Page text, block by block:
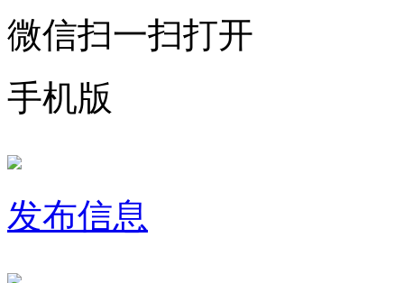
微信扫一扫打开
手机版
发布信息